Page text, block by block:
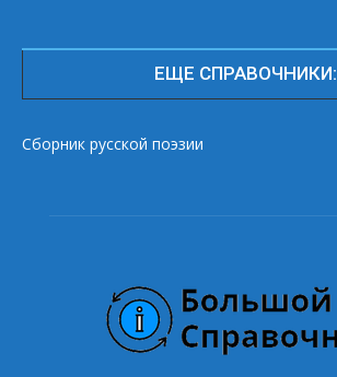
ЕЩЕ СПРАВОЧНИКИ:
Сборник русской поэзии